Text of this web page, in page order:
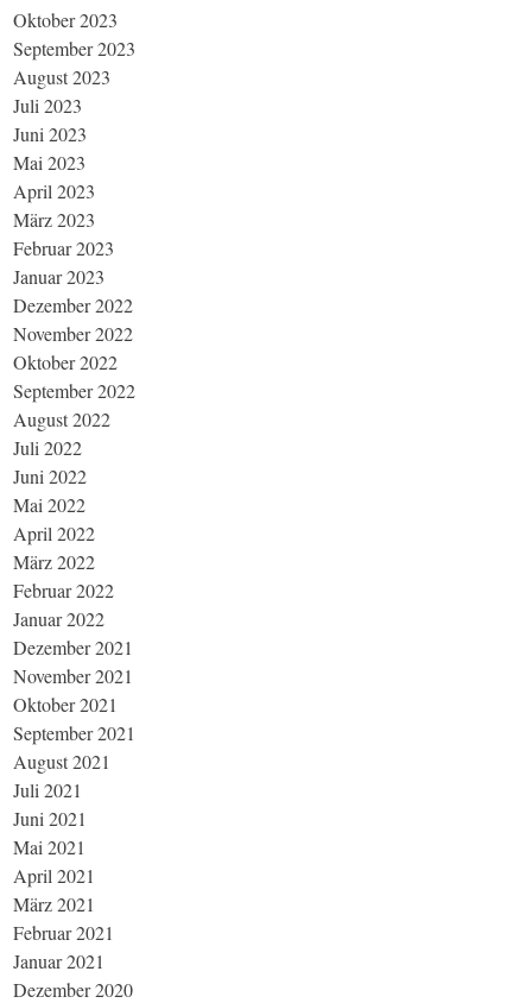
Oktober 2023
September 2023
August 2023
Juli 2023
Juni 2023
Mai 2023
April 2023
März 2023
Februar 2023
Januar 2023
Dezember 2022
November 2022
Oktober 2022
September 2022
August 2022
Juli 2022
Juni 2022
Mai 2022
April 2022
März 2022
Februar 2022
Januar 2022
Dezember 2021
November 2021
Oktober 2021
September 2021
August 2021
Juli 2021
Juni 2021
Mai 2021
April 2021
März 2021
Februar 2021
Januar 2021
Dezember 2020